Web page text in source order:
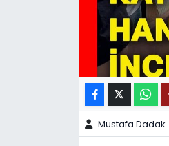
Mustafa Dadak